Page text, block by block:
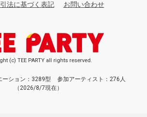
法に基づく表記
お問い合わせ
(c) TEE PARTY all rights reserved.
ーション：3289型
参加アーティスト：276人
（2026/8/7現在）